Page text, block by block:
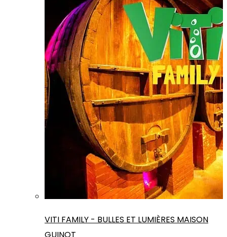
VITI FAMILY - BULLES ET LUMIÈRES MAISON